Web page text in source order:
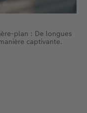
plan : De longues
captivante.